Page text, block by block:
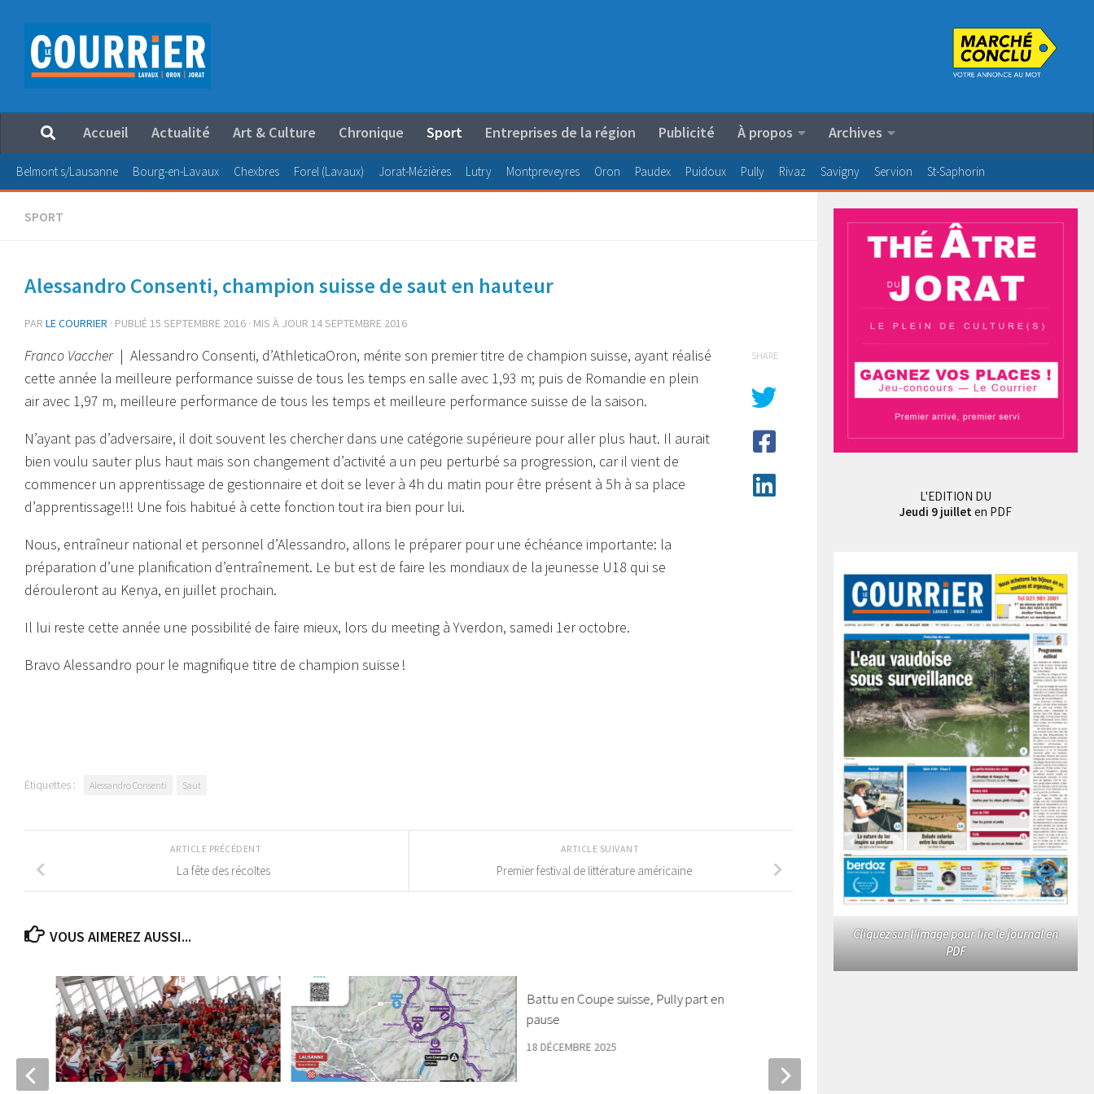
Au dessous du contenu
Accueil Actualité Art & Culture Chronique Sport Entreprises de la région Publicité À propos Archives
Belmont s/Lausanne Bourg-en-Lavaux Chexbres Forel (Lavaux) Jorat-Mézières Lutry Montpreveyres Oron Paudex Puidoux Pully Rivaz Savigny Servion St-Saphorin
SPORT
Alessandro Consenti, champion suisse de saut en hauteur
PAR LE COURRIER · PUBLIÉ 15 SEPTEMBRE 2016 · MIS À JOUR 14 SEPTEMBRE 2016
Franco Vaccher| Alessandro Consenti, d’AthleticaOron, mérite son premier titre de champion suisse, ayant réalisé
cette année la meilleure performance suisse de tous les temps en salle avec 1,93 m; puis de Romandie en plein
air avec 1,97 m, meilleure performance de tous les temps et meilleure performance suisse de la saison.
N’ayant pas d’adversaire, il doit souvent les chercher dans une catégorie supérieure pour aller plus haut. Il aurait
bien voulu sauter plus haut mais son changement d’activité a un peu perturbé sa progression, car il vient de
commencer un apprentissage de gestionnaire et doit se lever à 4h du matin pour être présent à 5h à sa place
d’apprentissage!!! Une fois habitué à cette fonction tout ira bien pour lui.
Nous, entraîneur national et personnel d’Alessandro, allons le préparer pour une échéance importante: la
préparation d’une planification d’entraînement. Le but est de faire les mondiaux de la jeunesse U18 qui se
dérouleront au Kenya, en juillet prochain.
Il lui reste cette année une possibilité de faire mieux, lors du meeting à Yverdon, samedi 1er octobre.
Bravo Alessandro pour le magnifique titre de champion suisse !
SHARE
Étiquettes : Alessandro Consenti Saut
ARTICLE SUIVANT
Premier festival de littérature américaine
ARTICLE PRÉCÉDENT
La fête des récoltes
VOUS AIMEREZ AUSSI...
Battu en Coupe suisse, Pully part en
pause
18 DÉCEMBRE 2025
L'EDITION DU
Jeudi 9 juillet en PDF
Cliquez sur l'image pour lire le journal en
PDF